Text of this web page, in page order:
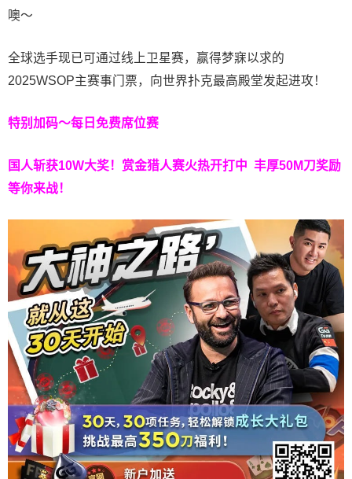
噢～
全球选手现已可通过线上卫星赛，赢得梦寐以求的
2025WSOP主赛事门票，向世界扑克最高殿堂发起进攻！
特别加码～每日免费席位赛
国人斩获10W大奖！ 赏金猎人赛火热开打中 丰厚50M刀奖励
等你来战！